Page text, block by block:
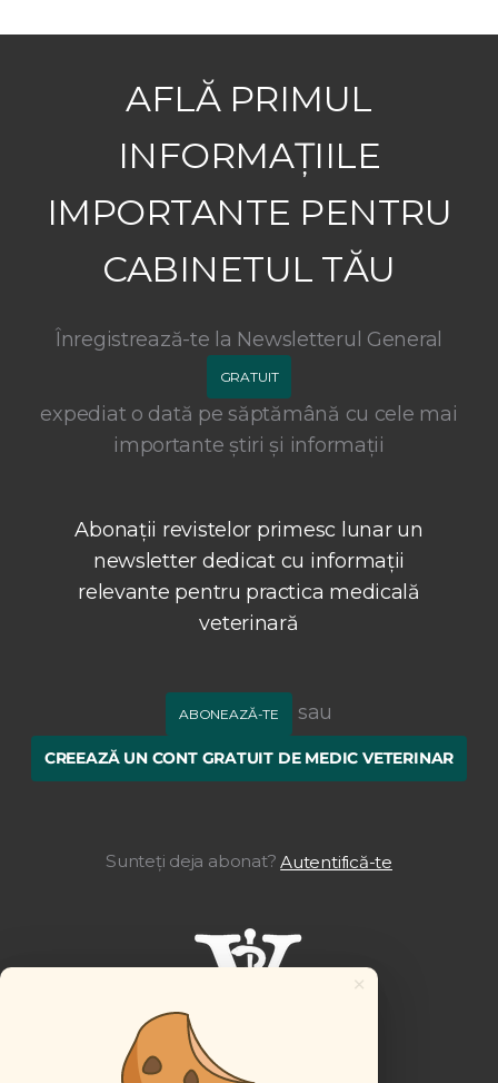
AFLĂ PRIMUL
INFORMAȚIILE
IMPORTANTE PENTRU
CABINETUL TĂU
Înregistrează-te la Newsletterul General
GRATUIT
expediat o dată pe săptămână cu cele mai
importante știri și informații
Abonații revistelor primesc lunar un
newsletter dedicat cu informații
relevante pentru practica medicală
veterinară
ABONEAZĂ-TE sau
CREEAZĂ UN CONT GRATUIT DE MEDIC VETERINAR
Sunteți deja abonat? Autentifică-te
×